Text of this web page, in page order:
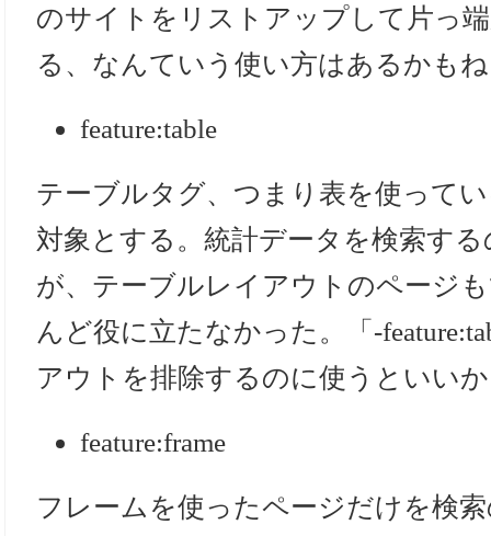
のサイトをリストアップして片っ
る、なんていう使い方はあるかも
feature:table
テーブルタグ、つまり表を使って
対象とする。統計データを検索す
が、テーブルレイアウトのページ
んど役に立たなかった。「-
アウトを排除するのに使うといい
feature:frame
フレームを使ったページだけを検